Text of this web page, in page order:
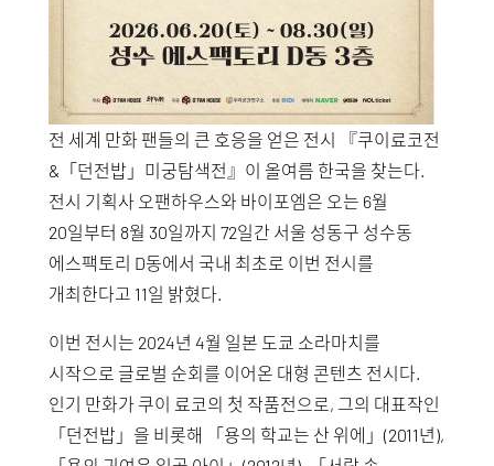
전 세계 만화 팬들의 큰 호응을 얻은 전시 『쿠이료코전
&「던전밥」미궁탐색전』이 올여름 한국을 찾는다.
전시 기획사 오팬하우스와 바이포엠은 오는 6월
20일부터 8월 30일까지 72일간 서울 성동구 성수동
에스팩토리 D동에서 국내 최초로 이번 전시를
개최한다고 11일 밝혔다.
이번 전시는 2024년 4월 일본 도쿄 소라마치를
시작으로 글로벌 순회를 이어온 대형 콘텐츠 전시다.
인기 만화가 쿠이 료코의 첫 작품전으로, 그의 대표작인
「던전밥」을 비롯해 「용의 학교는 산 위에」(2011년),